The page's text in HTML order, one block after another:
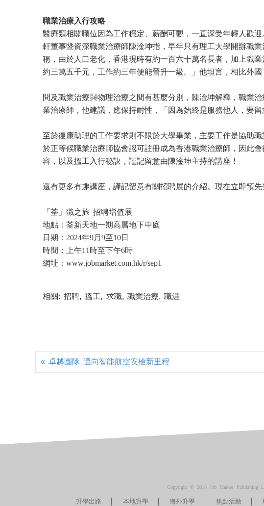
職業治療入行攻略
醫療類相關職位因為工作穩定、薪酬可觀，一直深受年輕人歡
軒董事暨資深職業治療師陳淦坤指，早年只有理工大學開辦職
稱，由於人口老化，香港現時有約一百六十萬名長者，加上職
約三萬五千元，工作約三年便能晉升一級。」他坦言，相比外
問及職業治療與物理治療之間有甚麼分別，陳淦坤解釋，職業
業治療師，他建議，應保持耐性，「因為始終是服務他人，要
至於復康助理的工作要求則不限於大學畢業，主要工作是協助
於正等候職業治療師協會認可註冊成為香港職業治療師，因此
容，以及搵工入行秘訣，謹記留意由陳淦坤主持的講座！
還有更多有趣講座，謹記留意有關招聘展的介紹。現在立即預
「荃」職之旅 招聘增值展
地點：荃新天地一期高層地下中庭
日期：2024年9月9至10日
時間：上午11時至下午6時
網址：www.jobmarket.com.hk/r/sep1
相關: 招聘, 搵工, 求職, 職業治療, 職涯
« 卓越團隊 邁向智能航空安檢新里程
Copyright © 2016 Job Market Publishing
升學出路 本地升學 海外升學 焦點活動